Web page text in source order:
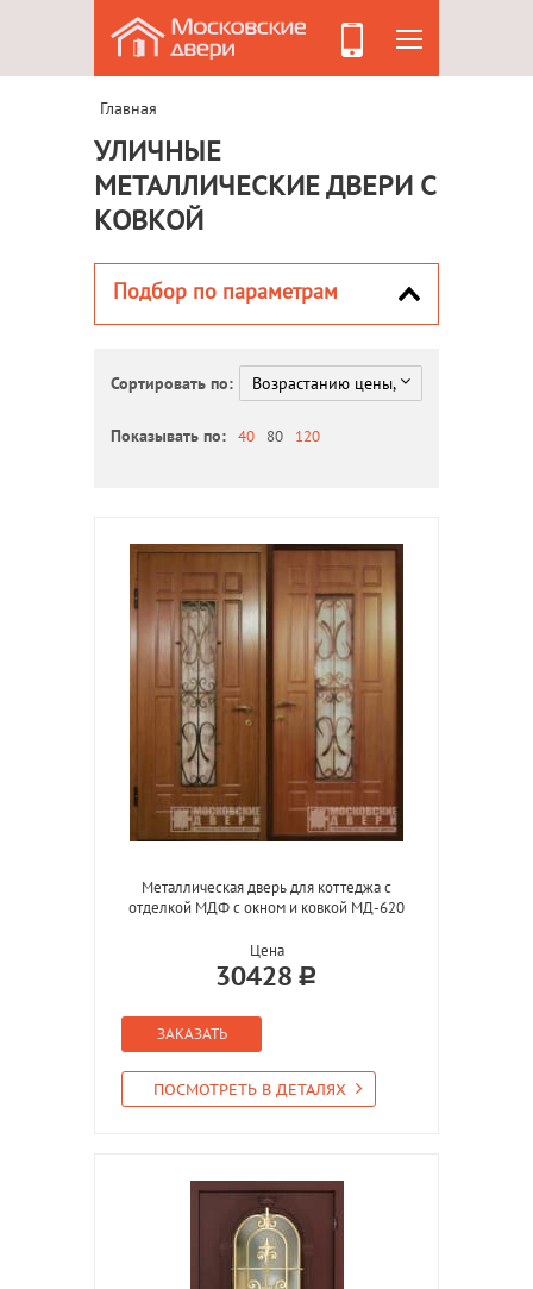
Главная
УЛИЧНЫЕ
МЕТАЛЛИЧЕСКИЕ ДВЕРИ С
КОВКОЙ
Подбор по параметрам
Сортировать по:
Показывать по: 40 80 120
Металлическая дверь для коттеджа с
отделкой МДФ с окном и ковкой МД-620
Цена
30428
ЗАКАЗАТЬ
ПОСМОТРЕТЬ В ДЕТАЛЯХ